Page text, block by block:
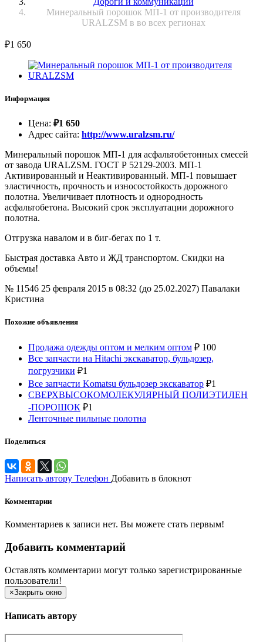
Минеральный порошок МП-1 от производителя
URALZSM в во всех регионах
₽1 650
Информация
Цена: ₽1 650
Адрес сайта: http://www.uralzsm.ru/
Минеральный порошок МП-1 для асфальтобетонных смесей
от завода URALZSM. ГОСТ Р 52129-2003. МП-1
Активированный и Неактивированный. МП-1 повышает
эластичность, прочность и износостойкость дорожного
полотна. Увеличивает плотность и однородность
асфальтобетона. Высокий срок эксплуатации дорожного
полотна.
Отгрузка навалом и в биг-бегах по 1 т.
Быстрая доставка Авто и ЖД транспортом. Скидки на
объемы!
№ 11546 25 февраля 2015 в 08:32 (до 25.02.2027) Павалаки
Кристина
Похожие объявления
Продажа одежды оптом и мелким оптом ₽ 100
Все запчасти на Hitachi экскаватор, бульдозер,
погрузчики ₽1
Все запчасти Komatsu бульдозер экскаватор ₽1
СВЕРХВЫСОКОМОЛЕКУЛЯРНЫЙ ПОЛИЭТИЛЕН
-ПОРОШОК ₽1
Ленточные пильные полотна
Поделиться
Написать автору Телефон Добавить в блокнот
Комментарии
Комментариев к записи нет. Вы можете стать первым!
Добавить комментарий
Оставлять комментарии могут только зарегистрированные
пользователи!
×Закрыть окно
Написать автору